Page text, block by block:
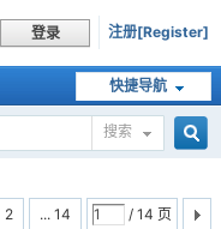
登录 注册[Register]
快捷导航
搜索
2 ... 14 / 14 页